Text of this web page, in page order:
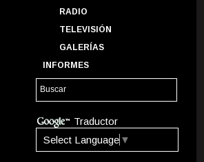
RADIO
TELEVISIÓN
GALERÍAS
INFORMES
Traductor
Select Language ▼